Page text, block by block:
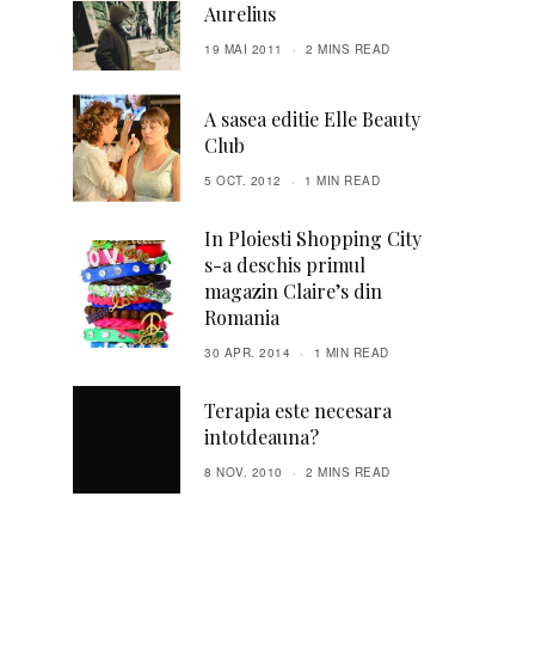
Aurelius
19 MAI 2011 2 MINS READ
A sasea editie Elle Beauty
Club
5 OCT. 2012 1 MIN READ
In Ploiesti Shopping City
s-a deschis primul
magazin Claire’s din
Romania
30 APR. 2014 1 MIN READ
Terapia este necesara
intotdeauna?
8 NOV. 2010 2 MINS READ